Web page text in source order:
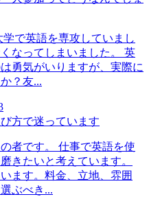
で英語を専攻していまし
なってしまいました。 英
勇気がいりますが、実際に
？友...
方で迷っています
者です。 仕事で英語を使
きたいと考えています。
ます。料金、立地、雰囲
ぶべき...